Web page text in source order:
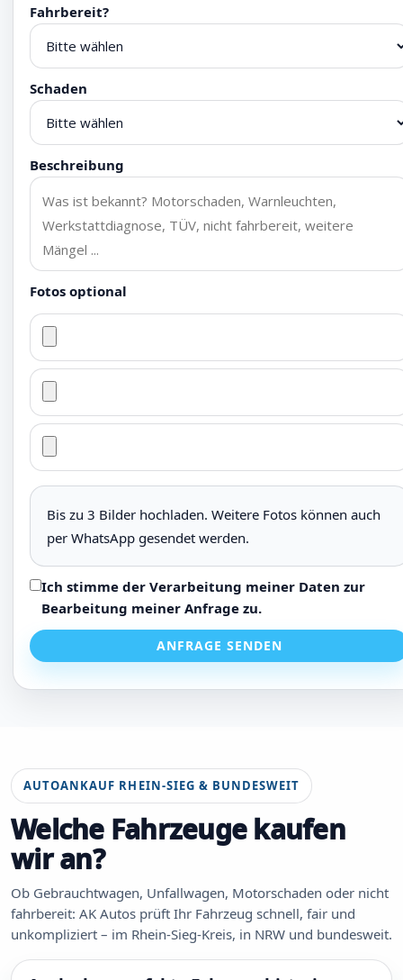
Fahrbereit?
Schaden
Beschreibung
Fotos optional
Bis zu 3 Bilder hochladen. Weitere Fotos können auch
per WhatsApp gesendet werden.
Ich stimme der Verarbeitung meiner Daten zur
Bearbeitung meiner Anfrage zu.
ANFRAGE SENDEN
AUTOANKAUF RHEIN-SIEG & BUNDESWEIT
Welche Fahrzeuge kaufen
wir an?
Ob Gebrauchtwagen, Unfallwagen, Motorschaden oder nicht
fahrbereit: AK Autos prüft Ihr Fahrzeug schnell, fair und
unkompliziert – im Rhein-Sieg-Kreis, in NRW und bundesweit.